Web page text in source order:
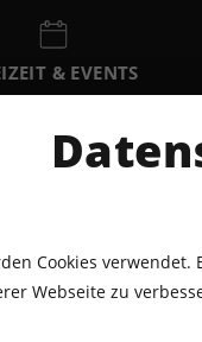
& EVENTS
MO
Cookies
Webseite zu